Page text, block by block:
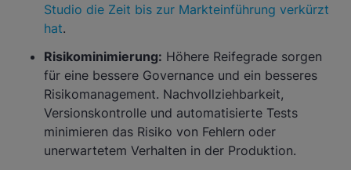
Studio die Zeit bis zur Markteinführung verkürzt
hat.
Risikominimierung: Höhere Reifegrade sorgen
für eine bessere Governance und ein besseres
Risikomanagement. Nachvollziehbarkeit,
Versionskontrolle und automatisierte Tests
minimieren das Risiko von Fehlern oder
unerwartetem Verhalten in der Produktion.